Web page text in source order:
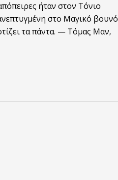
ήταν στον Τόνιο
στο Μαγικό βουνό
τα πάντα. — Τόμας Μαν,